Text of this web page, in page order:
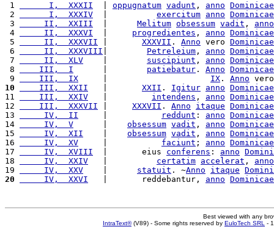
1
      I,  XXXII
oppugnatum vadunt , anno Dominicae
2
      I,  XXXIV
exercitum anno Dominicae
3
     II,  XXIII
Melitum obsessum vadit , anno
4
     II,  XXXVI
progredientes , anno Dominicae
5
     II,  XXXVII
XXXVII . Anno vero Dominicae
6
     II,  XXXVIII
Petreleium , anno Dominicae
7
     II,  XLV
suscipiunt , anno Dominicae
8
    III,  I
patiebatur . Anno Dominicae
9
    III,  IX
IX . Anno
10
    III,  XXII
XXII . Igitur anno Dominicae
11
    III,  XXIV
intendens , anno Dominicae
12
    III,  XXXVII
XXXVII . Anno itaque Dominicae
13
     IV,  II
reddunt : anno Dominicae
14
     IV,  V
obsessum vadit , anno Dominicae
15
     IV,  XII
obsessum vadit , anno Dominicae
16
     IV,  XV
faciunt ; anno Dominicae
17
     IV,  XVIII
  |       eius
conferens : anno Domini
18
     IV,  XXIV
certatim accelerat , anno
19
     IV,  XXV
statuit . ~Anno itaque Domini
20
     IV,  XXVI
   |       reddebantur,
anno Dominicae
Best viewed with any
IntraText®(V89) - Some rights reserved by EuloTech SRL -